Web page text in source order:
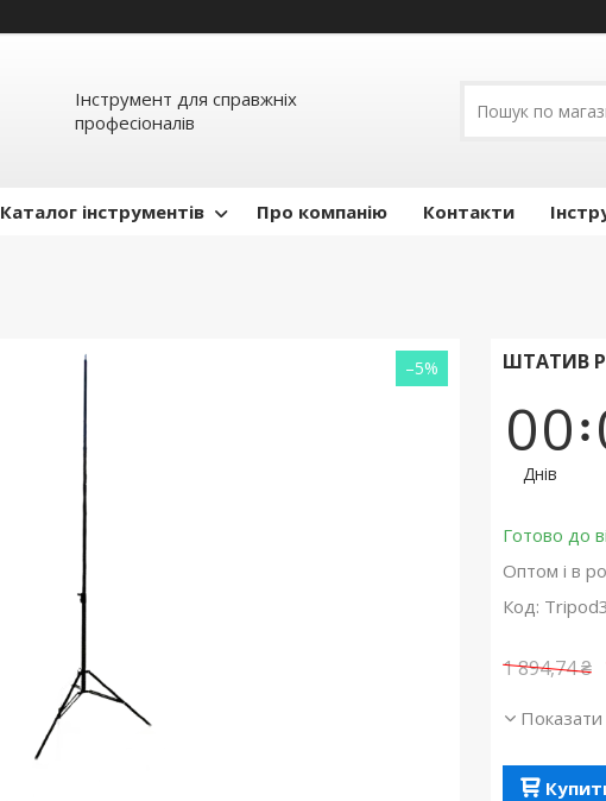
Інструмент для справжніх
професіоналів
Каталог інструментів Про компанію Контакти
–5% ШТАТИВ
00
Днів
Готово до
Оптом і в
Код:
1 894,74 ₴
Показати